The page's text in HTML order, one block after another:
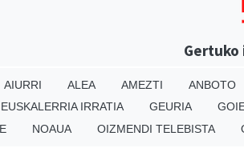
Gertuko
AIURRI ALEA AMEZTI ANBOTO
EUSKALERRIA IRRATIA GEURIA
NOAUA OIZMENDI TELEBISTA